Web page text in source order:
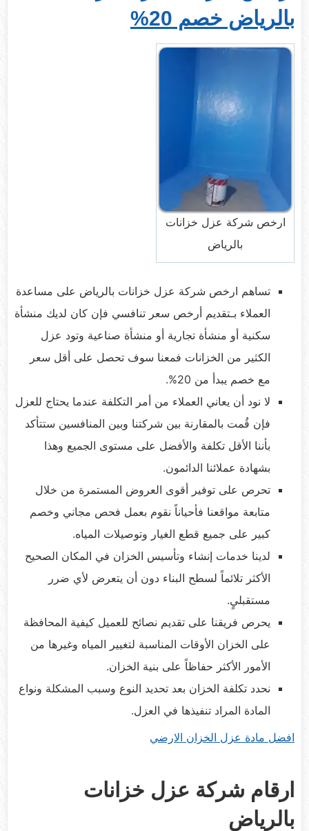
بالرياض خصم 20
%
ارخص شركة عزل خزانات
بالرياض
تساهم ارخص شركة عزل خزانات بالرياض على مساعدة
العملاء بـتقديم أرخص سعر تنافسي فإن كان لديك منشأة
سكنية أو منشأة تجارية أو منشأة صناعية وتود عزل
الكثير من الخزانات فمعنا سوف تحصل على أقل سعر
مع خصم يبدأ من 20%.
لا نود أن يعاني العملاء من أمر التكلفة عندما يحتاج للعزل
فإن قُمت بالمقارنة بين شركتنا وبين المنافسين ستتأكد
بأننا الأقل تكلفة والأفضل على مستوى الجميع وهذا
بشهادة عملائنا الدائمون.
تحرص على توفير أقوى العروض المستمرة من خلال
متابعة مواقعنا فأحياناً نقوم بعمل فحص مجاني وخصم
كبير على جميع قطع الغيار وتوصيلات المياه.
لدينا خدمات إنشاء وتأسيس الخزان في المكان الصحيح
الأكثر تلائماً لسطح البناء دون أن يتعرض لأي ضرر
مستقبليٍ.
يحرص فريقنا على تقديم نصائح للعميل كيفية المحافظة
على الخزان الأوقات المناسبة لتغيير المياه وغيرها من
الأمور الأكثر حفاظاً على بنية الخزان.
نحدد تكلفة الخزان بعد تحديد النوع وسبب المشكلة ونواع
المادة المراد تنفيذها في العزل.
افضل مادة عزل الخزان الارضي
ارقام شركة عزل خزانات
بالرياض